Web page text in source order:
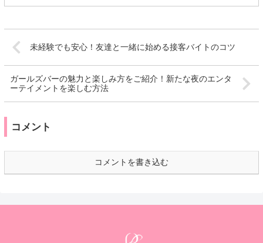
未経験でも安心！友達と一緒に始める接客バイトのコツ
ガールズバーの魅力と楽しみ方をご紹介！新たな夜のエンタ
ーテイメントを楽しむ方法
コメント
コメントを書き込む